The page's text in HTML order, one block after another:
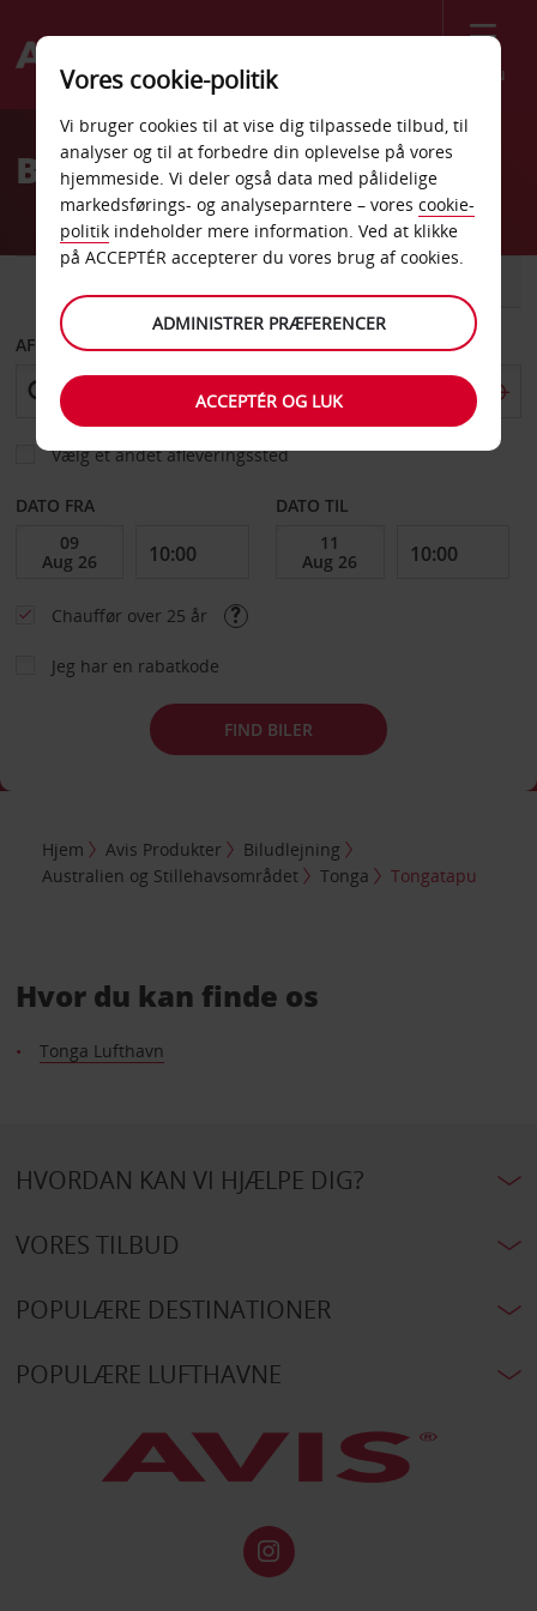
Menu
Welcome
AvisBilleje Tongatapu
AFHENT FRA
Vælg et andet afleveringssted
DATO FRA DATO TIL
Chauffør over 25 år
Jeg har en rabatkode
FIND BILER
Hjem Avis Produkter
Biludlejning
Australien og Stillehavsområdet
Tonga Tongatapu
Hvor du kan finde os
Tonga Lufthavn
HVORDAN KAN VI HJÆLPE DIG?
VORES TILBUD
POPULÆRE DESTINATIONER
POPULÆRE LUFTHAVNE
Vores cookie-politik
Vi bruger cookies til at vise dig tilpassede tilbud, til
analyser og til at forbedre din oplevelse på vores
hjemmeside. Vi deler også data med pålidelige
markedsførings- og analyseparntere – vores cookie-
politik indeholder mere information. Ved at klikke
på ACCEPTÉR accepterer du vores brug af cookies.
ADMINISTRER PRÆFERENCER
ACCEPTÉR OG LUK